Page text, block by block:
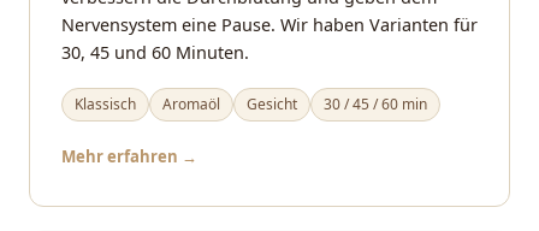
Nervensystem eine Pause. Wir haben Varianten für
30, 45 und 60 Minuten.
Klassisch Aromaöl Gesicht 30 / 45 / 60 min
Mehr erfahren →